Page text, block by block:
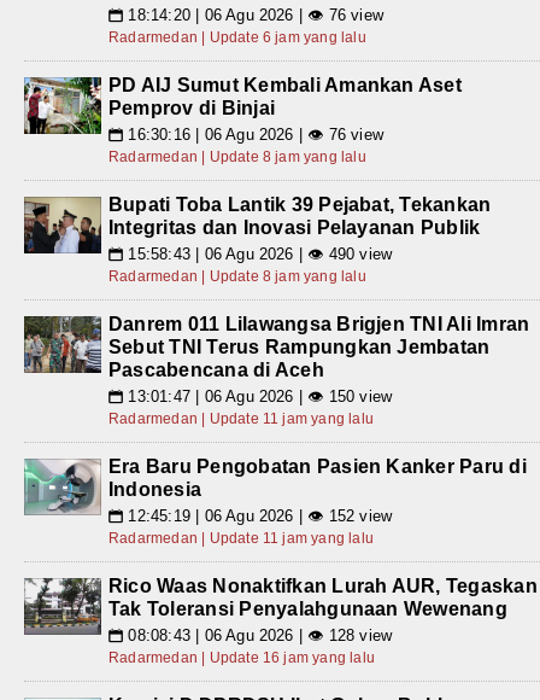
📅 18:14:20 | 06 Agu 2026 | 👁 76 view
Radarmedan | Update 6 jam yang lalu
PD AIJ Sumut Kembali Amankan Aset
Pemprov di Binjai
📅 16:30:16 | 06 Agu 2026 | 👁 76 view
Radarmedan | Update 8 jam yang lalu
Bupati Toba Lantik 39 Pejabat, Tekankan
Integritas dan Inovasi Pelayanan Publik
📅 15:58:43 | 06 Agu 2026 | 👁 490 view
Radarmedan | Update 8 jam yang lalu
Danrem 011 Lilawangsa Brigjen TNI Ali Imran
Sebut TNI Terus Rampungkan Jembatan
Pascabencana di Aceh
📅 13:01:47 | 06 Agu 2026 | 👁 150 view
Radarmedan | Update 11 jam yang lalu
Era Baru Pengobatan Pasien Kanker Paru di
Indonesia
📅 12:45:19 | 06 Agu 2026 | 👁 152 view
Radarmedan | Update 11 jam yang lalu
Rico Waas Nonaktifkan Lurah AUR, Tegaskan
Tak Toleransi Penyalahgunaan Wewenang
📅 08:08:43 | 06 Agu 2026 | 👁 128 view
Radarmedan | Update 16 jam yang lalu